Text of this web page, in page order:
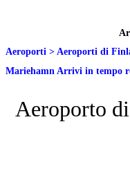
Aeroporti > Aeroporti di
Mariehamn Arrivi in tempo
Aeroporto